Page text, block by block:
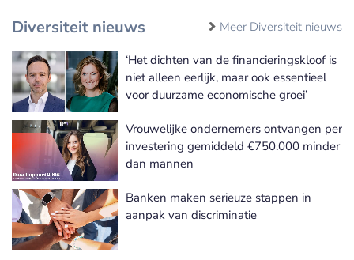
Diversiteit nieuws Meer Diversiteit nieuws
‘Het dichten van de financieringskloof is
niet alleen eerlijk, maar ook essentieel
voor duurzame economische groei’
Vrouwelijke ondernemers ontvangen per
investering gemiddeld €750.000 minder
dan mannen
Banken maken serieuze stappen in
aanpak van discriminatie